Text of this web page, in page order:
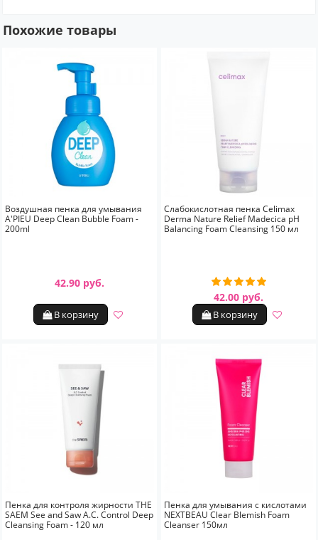
Похожие товары
Воздушная пенка для умывания
A'PIEU Deep Clean Bubble Foam -
200ml
42.90 руб.
В корзину
Слабокислотная пенка Celimax
Derma Nature Relief Madecica pH
Balancing Foam Cleansing 150 мл
42.00 руб.
В корзину
Пенка для контроля жирности THE
SAEM See and Saw A.C. Control Deep
Cleansing Foam - 120 мл
Пенка для умывания с кислотами
NEXTBEAU Clear Blemish Foam
Cleanser 150мл